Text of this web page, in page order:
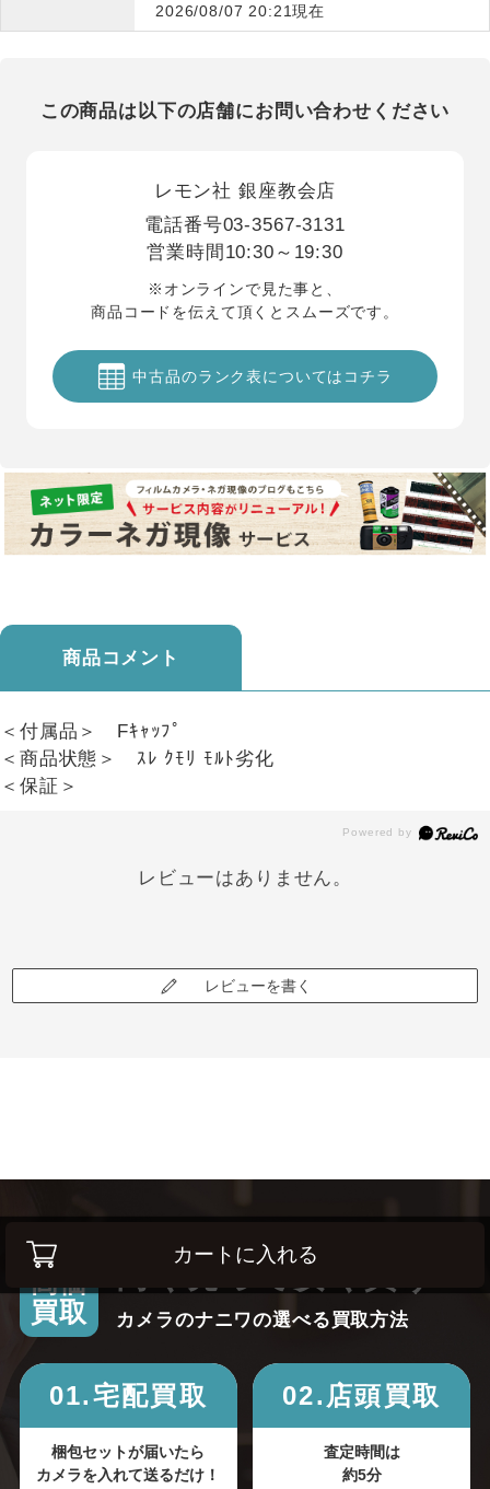
カートに入れる
2026/08/07 20:21現在
この商品は以下の店舗にお問い合わせください
レモン社 銀座教会店
電話番号03-3567-3131
営業時間 10:30～19:30
※オンラインで見た事と、
商品コードを伝えて頂くとスムーズです。
中古品のランク表についてはコチラ
商品コメント
＜付属品＞ Fｷｬｯﾌﾟ
＜商品状態＞ ｽﾚ ｸﾓﾘ ﾓﾙﾄ劣化
＜保証＞
レビューはありません。
レビューを書く
高価
買取
高く売って安く買う！
カメラのナニワの選べる買取方法
01.宅配買取
梱包セットが届いたら
カメラを入れて送るだけ！
02.店頭買取
査定時間は
約5分